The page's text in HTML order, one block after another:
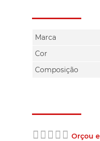
Marca
Cor
Composição
Orçou